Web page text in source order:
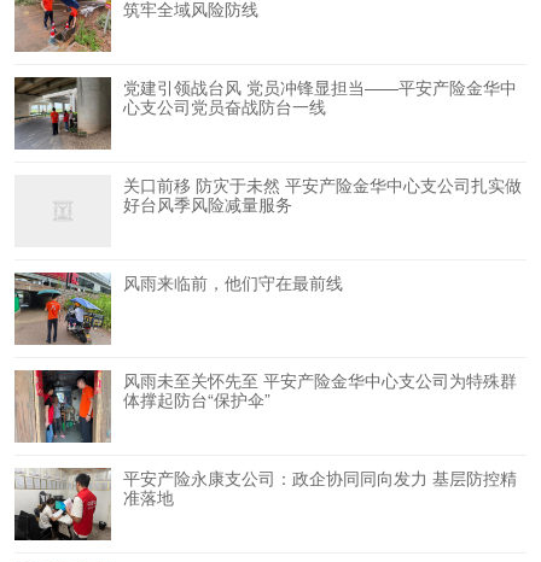
筑牢全域风险防线
党建引领战台风 党员冲锋显担当——平安产险金华中
心支公司党员奋战防台一线
关口前移 防灾于未然 平安产险金华中心支公司扎实做
好台风季风险减量服务
风雨来临前，他们守在最前线
风雨未至关怀先至 平安产险金华中心支公司为特殊群
体撑起防台“保护伞”
平安产险永康支公司：政企协同同向发力 基层防控精
准落地